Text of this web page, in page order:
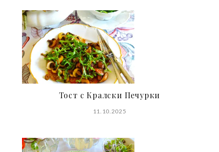
Тост с Кралски Печурки
11.10.2025